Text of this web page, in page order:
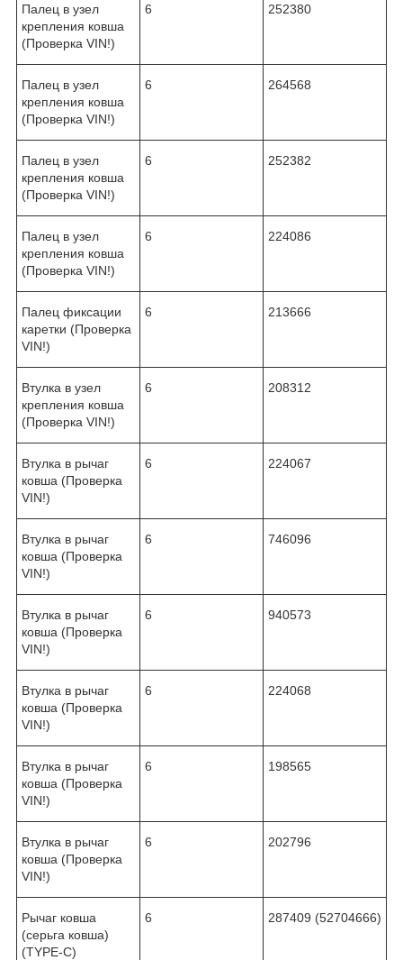
Палец в узел
крепления ковша
(Проверка VIN!)
6 252380
Палец в узел
крепления ковша
(Проверка VIN!)
6 264568
Палец в узел
крепления ковша
(Проверка VIN!)
6 252382
Палец в узел
крепления ковша
(Проверка VIN!)
6 224086
Палец фиксации
каретки (Проверка
VIN!)
6 213666
Втулка в узел
крепления ковша
(Проверка VIN!)
6 208312
Втулка в рычаг
ковша (Проверка
VIN!)
6 224067
Втулка в рычаг
ковша (Проверка
VIN!)
6 746096
Втулка в рычаг
ковша (Проверка
VIN!)
6 940573
Втулка в рычаг
ковша (Проверка
VIN!)
6 224068
Втулка в рычаг
ковша (Проверка
VIN!)
6 198565
Втулка в рычаг
ковша (Проверка
VIN!)
6 202796
Рычаг ковша
(серьга ковша)
(TYPE-C)
6 287409 (52704666)